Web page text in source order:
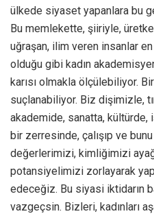
ülkede siyaset yapanlara bu
Bu memlekette, şiiriyle,
uğraşan, ilim veren insanlar
olduğu gibi kadın
karısı olmakla ölçülebiliyor.
suçlanabiliyor. Biz dişimizle,
akademide, sanatta, kültürde,
bir zerresinde, çalışıp ve
değerlerimizi, kimliğimizi
potansiyelimizi zorlayarak
edeceğiz. Bu siyasi iktidarın
vazgeçsin. Bizleri, kadınları